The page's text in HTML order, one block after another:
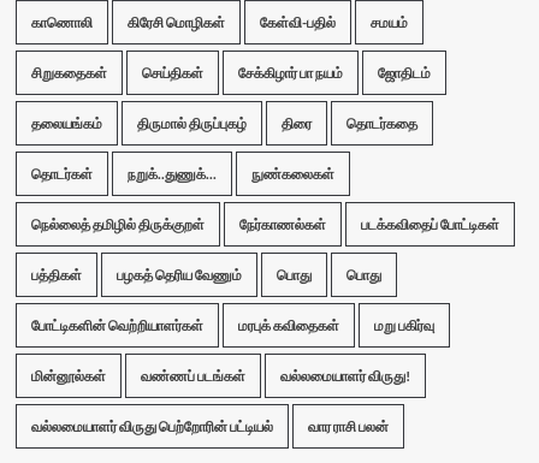
காணொலி கிரேசி மொழிகள் கேள்வி-பதில் சமயம்
சிறுகதைகள் செய்திகள் சேக்கிழார் பா நயம் ஜோதிடம்
தலையங்கம் திருமால் திருப்புகழ் திரை தொடர்கதை
தொடர்கள் நறுக்..துணுக்... நுண்கலைகள்
நெல்லைத் தமிழில் திருக்குறள் நேர்காணல்கள் படக்கவிதைப் போட்டிகள்
பத்திகள் பழகத் தெரிய வேணும் பொது பொது
போட்டிகளின் வெற்றியாளர்கள் மரபுக் கவிதைகள் மறு பகிர்வு
மின்னூல்கள் வண்ணப் படங்கள் வல்லமையாளர் விருது!
வல்லமையாளர் விருது பெற்றோரின் பட்டியல் வார ராசி பலன்